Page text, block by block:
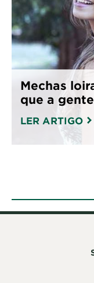
Mechas
que a
LER ARTIGO